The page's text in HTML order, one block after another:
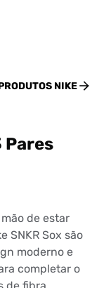
NIKE
Pares
de estar
SNKR Sox são
moderno e
completar o